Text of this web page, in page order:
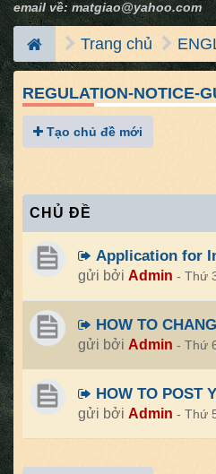
email về:matgiao@yahoo.com
Trang chủ
REGULATION-NOTICE-
Tạo chủ đề mới
CHỦ ĐỀ
Application for
gửi bởi Admin - Thứ
HOW TO
gửi bởi Admin - Thứ
HOW TO POST
gửi bởi Admin - Thứ